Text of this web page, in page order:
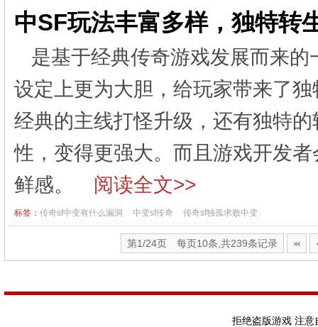
中SF玩法丰富多样，独特转
是基于经典传奇游戏发展而来
设定上更为大胆，给玩家带来了
经典的主线打怪升级，还有独特
性，变得更强大。而且游戏开发
鲜感。
阅读全文>>
标签： 传奇sf中变有什么漏洞 中变sf传奇 传奇sf独孤求败中变
第1/24页 每页10条,共239条记录
拒绝盗版游戏 注